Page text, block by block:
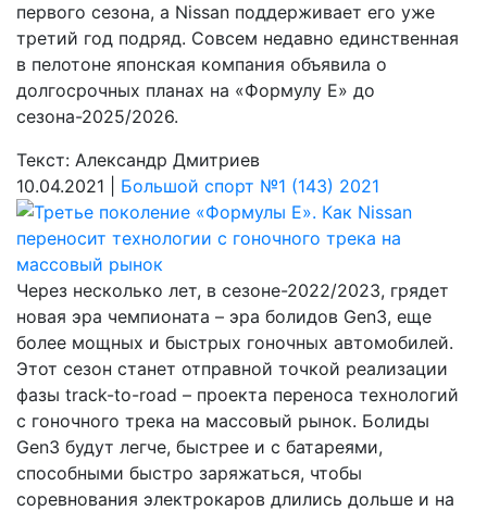
первого сезона, а Nissan поддерживает его уже
третий год подряд. Совсем недавно единственная
в пелотоне японская компания объявила о
долгосрочных планах на «Формулу Е» до
сезона-2025/2026.
Текст: Александр Дмитриев
10.04.2021 | Большой спорт №1 (143) 2021
Через несколько лет, в сезоне-2022/2023, грядет
новая эра чемпионата – эра болидов Gen3, еще
более мощных и быстрых гоночных автомобилей.
Этот сезон станет отправной точкой реализации
фазы track-to-road – проекта переноса технологий
с гоночного трека на массовый рынок. Болиды
Gen3 будут легче, быстрее и с батареями,
способными быстро заряжаться, чтобы
соревнования электрокаров длились дольше и на